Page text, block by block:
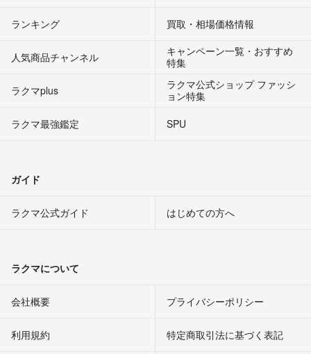
ランキング 買取・相場価格情報
人気商品チャンネル
キャンペーン一覧・おすすめ
特集
ラクマplus
ラクマ公式ショップ ファッシ
ョン特集
ラクマ最強鑑定
SPU
ガイド
ラクマ公式ガイド はじめての方へ
ラクマについて
会社概要 プライバシーポリシー
利用規約 特定商取引法に基づく表記